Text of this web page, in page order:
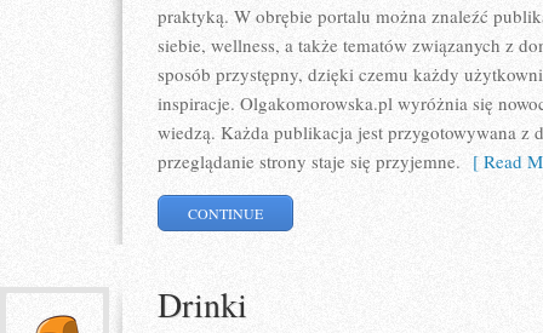
praktyką. W obrębie portalu można znaleźć
siebie, wellness, a także tematów związanych z
sposób przystępny, dzięki czemu każdy
inspiracje. Olgakomorowska.pl wyróżnia się
wiedzą. Każda publikacja jest przygotowywana z
przeglądanie strony staje się przyjemne. [ Read
CONTINUE
Drinki